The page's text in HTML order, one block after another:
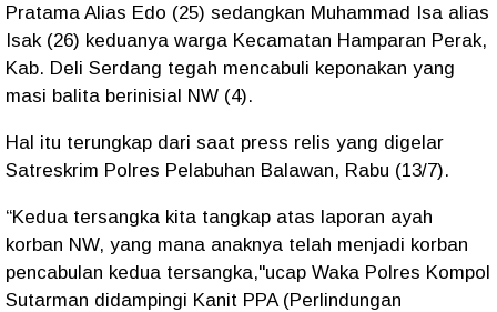
Pratama Alias Edo (25) sedangkan Muhammad Isa alias
Isak (26) keduanya warga Kecamatan Hamparan Perak,
Kab. Deli Serdang tegah mencabuli keponakan yang
masi balita berinisial NW (4).
Hal itu terungkap dari saat press relis yang digelar
Satreskrim Polres Pelabuhan Balawan, Rabu (13/7).
“Kedua tersangka kita tangkap atas laporan ayah
korban NW, yang mana anaknya telah menjadi korban
pencabulan kedua tersangka,"ucap Waka Polres Kompol
Sutarman didampingi Kanit PPA (Perlindungan